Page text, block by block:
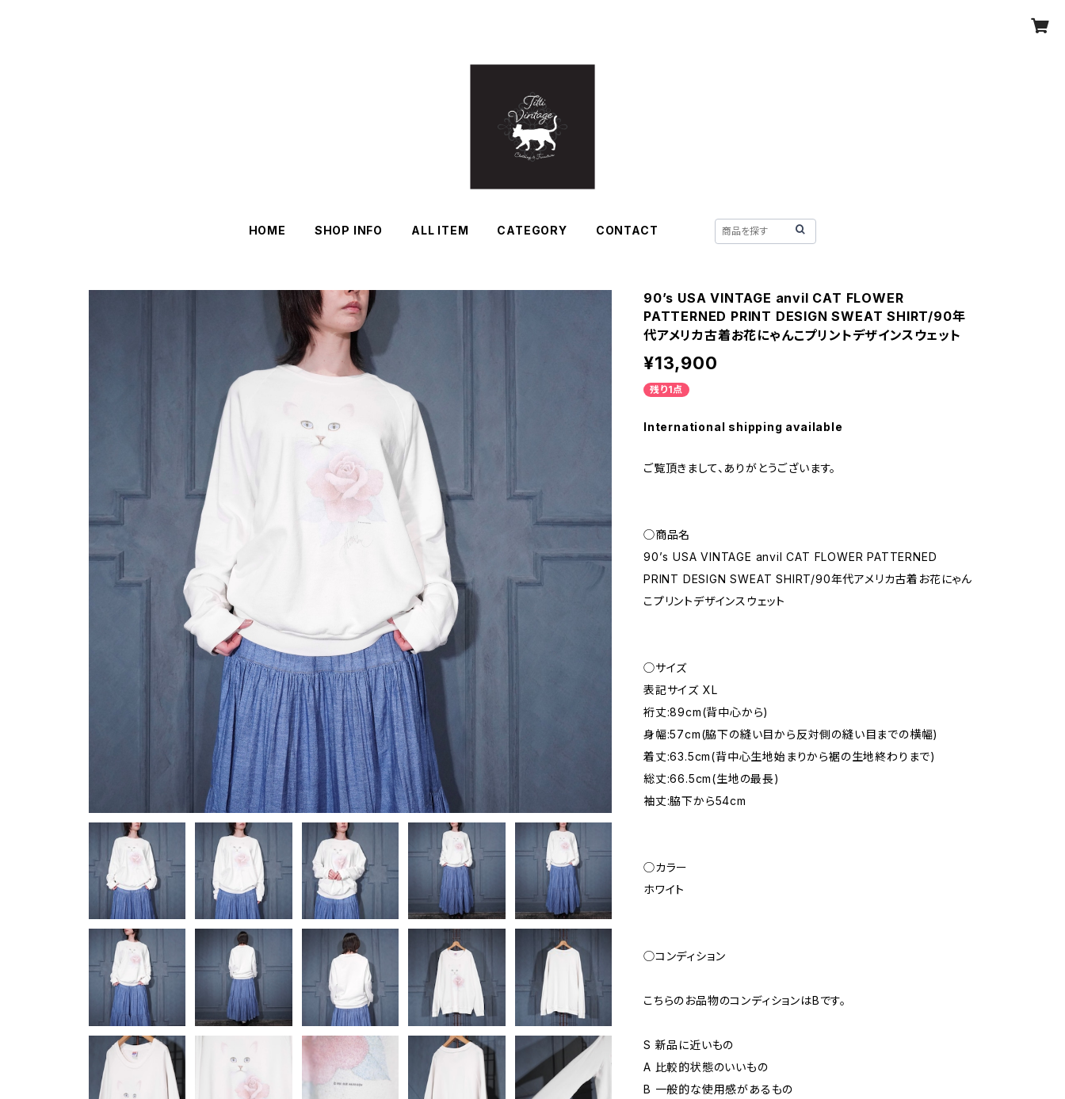
HOME SHOP INFO ALL ITEM CATEGORY CONTACT
90’s USA VINTAGE anvil CAT FLOWER
PATTERNED PRINT DESIGN SWEAT SHIRT/90年
代アメリカ古着お花にゃんこプリントデザインスウェット
¥13,900
残り1点
International shipping available
ご覧頂きまして、ありがとうございます。
◯商品名
90’s USA VINTAGE anvil CAT FLOWER PATTERNED
PRINT DESIGN SWEAT SHIRT/90年代アメリカ古着お花にゃん
こプリントデザインスウェット
◯サイズ
表記サイズ XL
裄丈:89cm(背中心から)
身幅:57cm(脇下の縫い目から反対側の縫い目までの横幅)
着丈:63.5cm(背中心生地始まりから裾の生地終わりまで)
総丈:66.5cm(生地の最長)
袖丈:脇下から54cm
◯カラー
ホワイト
◯コンディション
こちらのお品物のコンディションはBです。
S 新品に近いもの
A 比較的状態のいいもの
B 一般的な使用感があるもの